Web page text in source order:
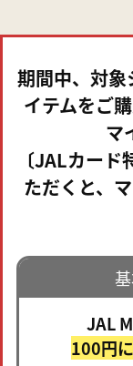
期間中、対象
イテムをご
マ
〔JALカー
ただくと、
JAL
100円